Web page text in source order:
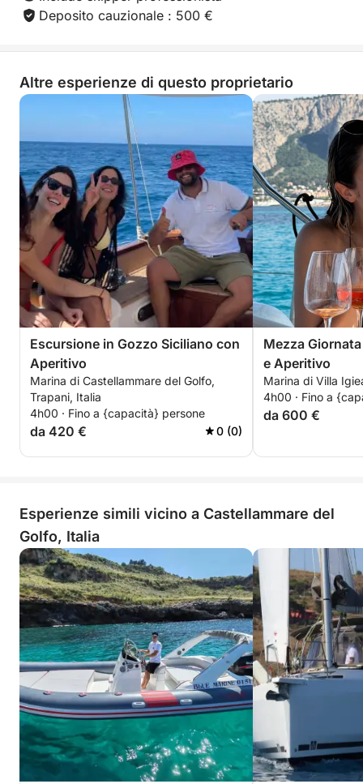
Deposito cauzionale : 500 €
Altre esperienze di questo proprietario
Escursione in Gozzo Siciliano con
Aperitivo
Marina di Castellammare del Golfo,
Trapani, Italia
4h00 · Fino a {capacità} persone
da 420 € 0 (0)
Mezza
e Aperitivo
Marina di Villa
4h00 · Fino a
da 600 €
Esperienze simili vicino a Castellammare del
Golfo, Italia